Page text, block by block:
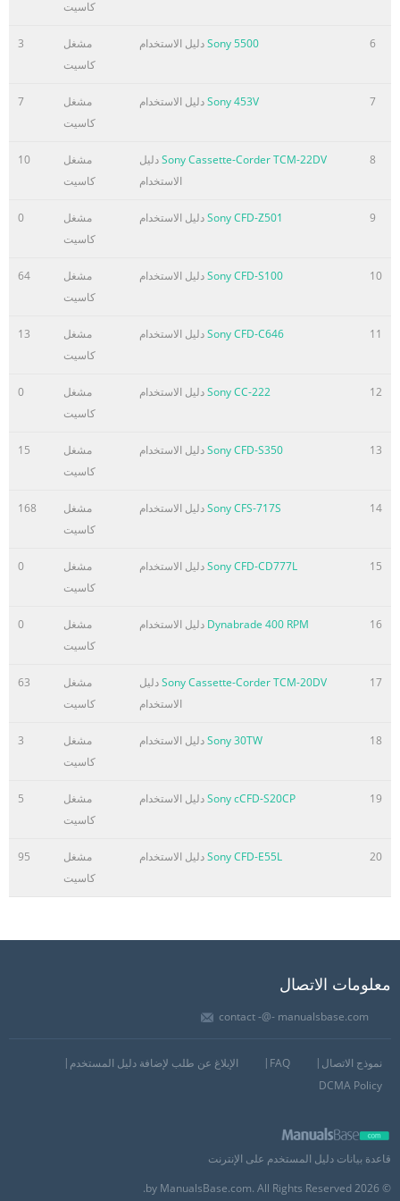
كاسيت
6
Sony 5500دليل الاستخدام
مشغل
كاسيت
3
7
Sony 453Vدليل الاستخدام
مشغل
كاسيت
7
8
Sony Cassette-Corder TCM-22DVدليل
الاستخدام
مشغل
كاسيت
10
9
Sony CFD-Z501دليل الاستخدام
مشغل
كاسيت
0
10
Sony CFD-S100دليل الاستخدام
مشغل
كاسيت
64
11
Sony CFD-C646دليل الاستخدام
مشغل
كاسيت
13
12
Sony CC-222دليل الاستخدام
مشغل
كاسيت
0
13
Sony CFD-S350دليل الاستخدام
مشغل
كاسيت
15
14
Sony CFS-717Sدليل الاستخدام
مشغل
كاسيت
168
15
Sony CFD-CD777Lدليل الاستخدام
مشغل
كاسيت
0
16
Dynabrade 400 RPM دليل الاستخدام
مشغل
كاسيت
0
17
Sony Cassette-Corder TCM-20DVدليل
الاستخدام
مشغل
كاسيت
63
18
Sony 30TWدليل الاستخدام
مشغل
كاسيت
3
19
Sony cCFD-S20CPدليل الاستخدام
مشغل
كاسيت
5
20
Sony CFD-E55Lدليل الاستخدام
مشغل
كاسيت
95
معلومات الاتصال
contact -@- manualsbase.com
نموذج الاتصال FAQ
الإبلاغ عن طلب لإضافة دليل المستخدم
DCMA Policy
قاعدة بيانات دليل المستخدم على الإنترنت
© 2026 by ManualsBase.com. All Rights Reserved.